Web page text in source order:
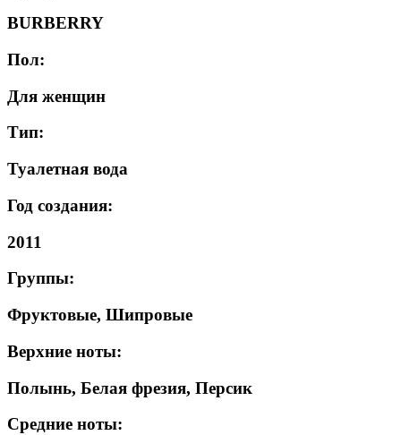
BURBERRY
Пол:
Для женщин
Тип:
Туалетная вода
Год создания:
2011
Группы:
Фруктовые, Шипровые
Верхние ноты:
Полынь, Белая фрезия, Персик
Средние ноты: